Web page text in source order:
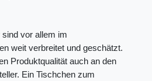
vor allem im
weit verbreitet und geschätzt.
Produktqualität auch an den
Ein Tischchen zum